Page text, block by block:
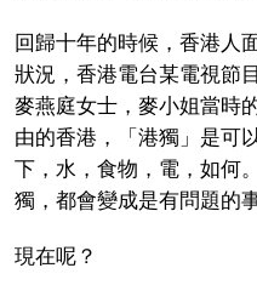
回歸十年的時候，香港人
狀況，香港電台某電視節
麥燕庭女士，麥小姐當時
由的香港，「港獨」是可
下，水，食物，電，如何
獨，都會變成是有問題的事
現在呢？